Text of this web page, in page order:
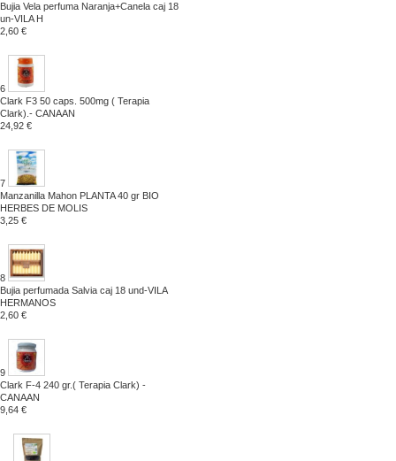
Bujia Vela perfuma Naranja+Canela caj 18
un-VILA H
2,60 €
6
Clark F3 50 caps. 500mg ( Terapia
Clark).- CANAAN
24,92 €
7
Manzanilla Mahon PLANTA 40 gr BIO
HERBES DE MOLIS
3,25 €
8
Bujia perfumada Salvia caj 18 und-VILA
HERMANOS
2,60 €
9
Clark F-4 240 gr.( Terapia Clark) -
CANAAN
9,64 €